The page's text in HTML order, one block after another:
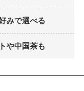
みで選べる
や中国茶も